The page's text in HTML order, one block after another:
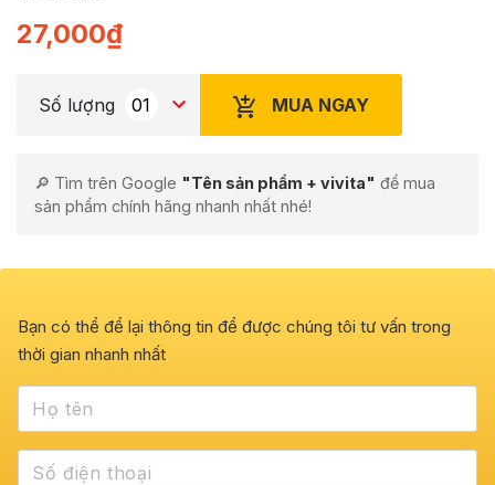
27,000₫
Số lượng MUA NGAY
🔎 Tìm trên Google "Tên sản phẩm + vivita" để mua
sản phẩm chính hãng nhanh nhất nhé!
Bạn có thể để lại thông tin để được chúng tôi tư vấn trong
thời gian nhanh nhất